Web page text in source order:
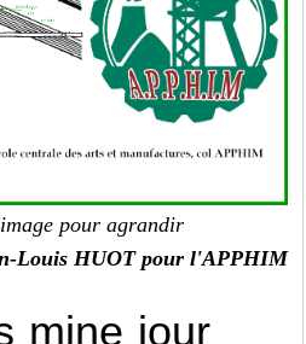
pour agrandir
Louis HUOT pour l'APPHIM
mine jour